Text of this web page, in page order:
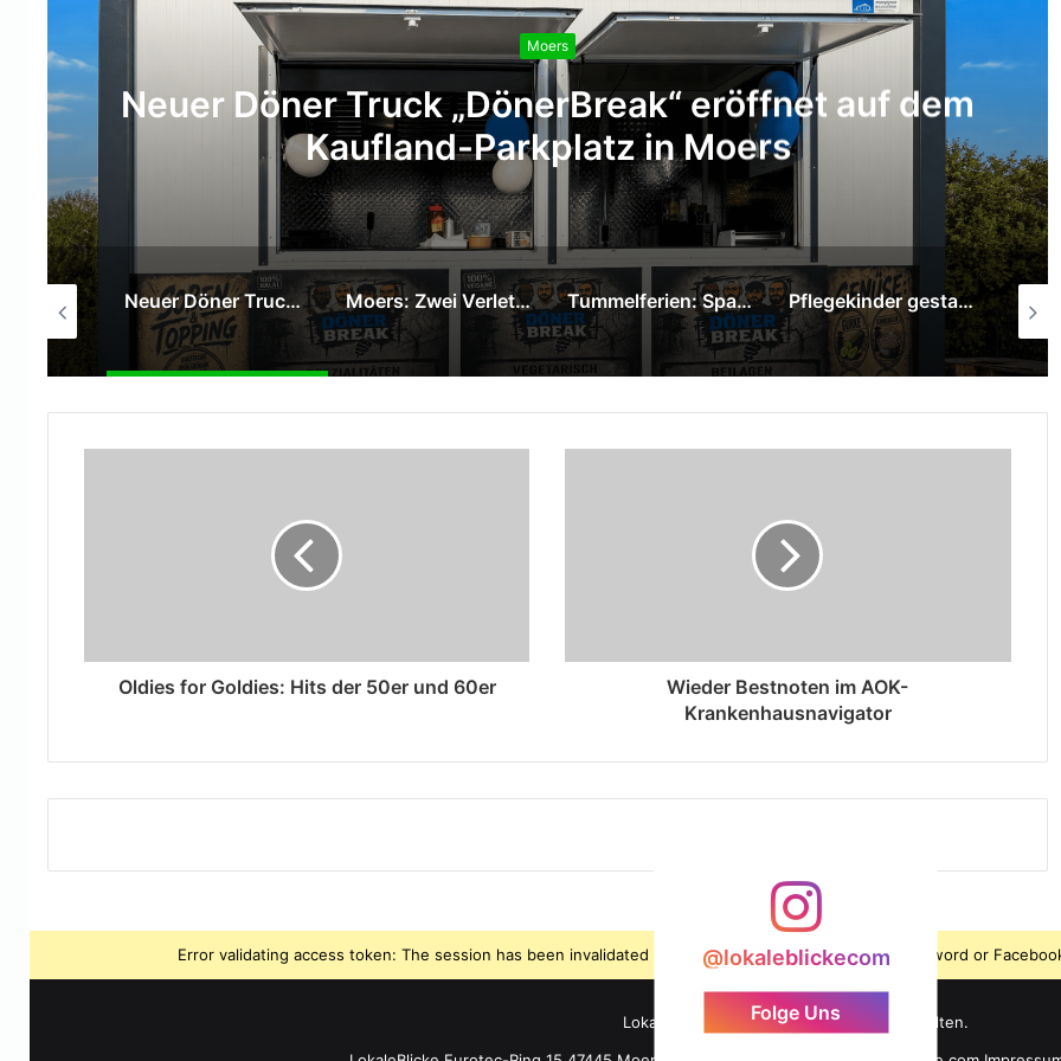
Moers
Neuer Döner Truck „DönerBreak“ eröffnet auf dem
Kaufland-Parkplatz in Moers
SPD Moers verleiht Willy-Brandt-Medaille an Hans Gerd Rötters Neuer Döner Truck „DönerBreak“ eröffnet auf dem Kaufland-Parkplatz in Moers Moers: Zwei Verletzte bei Verkehrsunfall auf der Venloer Straße Tummelferien: Sparkasse am Niederrhein überreicht 1.000-Euro-Spende Pflegekinder gestalten mit Graffiti-Kunst neue Räume im Pflegekinderdienst
Oldies for Goldies: Hits der 50er und 60er
Wieder Bestnoten im AOK-
Krankenhausnavigator
@lokaleblickecom
Folge Uns
Error validating access token: The session has been invalidated because the user changed their password or
LokaleBlicke ©2026 - Alle Rechte vorbehalten.